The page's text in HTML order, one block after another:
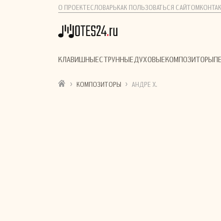
О ПРОЕКТЕСЛОВАРЬ КАК ПОЛЬЗОВАТЬСЯ САЙТОМ
КЛАВИШНЫЕСТРУННЫЕДУХОВЫЕКОМПОЗИТОРЫ
› КОМПОЗИТОРЫ › АНДРЕ Х.